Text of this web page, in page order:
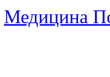
Медицина